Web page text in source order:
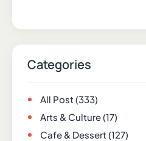
Categories
All Post(333)
Arts & Culture(17)
Cafe & Dessert(127)